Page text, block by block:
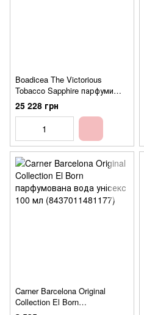
Boadicea The Victorious
Tobacco Sapphire парфуми
унісекс 100 мл
(5060475234060)
25 228 грн
Carner Barcelona Original
Collection El Born